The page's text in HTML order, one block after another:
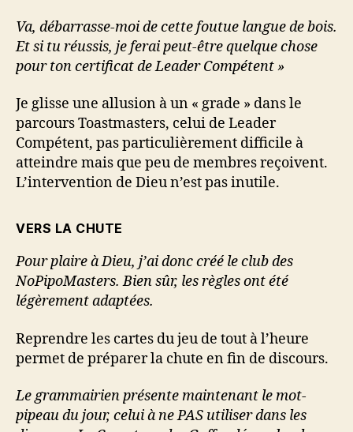
Va, débarrasse-moi de cette foutue langue de bois.
Et si tu réussis, je ferai peut-être quelque chose
pour ton certificat de Leader Compétent »
Je glisse une allusion à un « grade » dans le
parcours Toastmasters, celui de Leader
Compétent, pas particulièrement difficile à
atteindre mais que peu de membres reçoivent.
L’intervention de Dieu n’est pas inutile.
VERS LA CHUTE
Pour plaire à Dieu, j’ai donc créé le club des
NoPipoMasters. Bien sûr, les règles ont été
légèrement adaptées.
Reprendre les cartes du jeu de tout à l’heure
permet de préparer la chute en fin de discours.
Le grammairien présente maintenant le mot-
pipeau du jour, celui à ne PAS utiliser dans les